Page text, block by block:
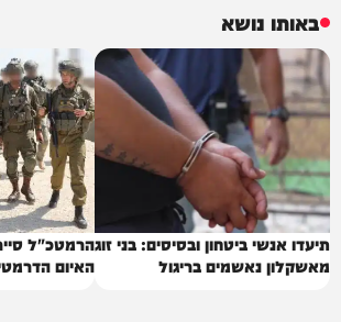
באותו נושא
תיעדו אנשי ביטחון ובסיסים: בני זוג
מאשקלון נאשמים בריגול
הרמטכ"ל
האיום